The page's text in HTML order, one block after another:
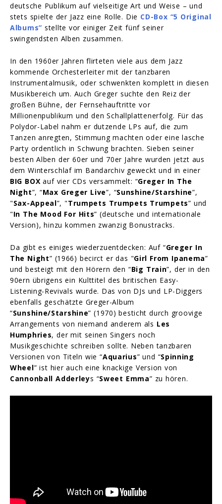
deutsche Publikum auf vielseitige Art und Weise – und
stets spielte der Jazz eine Rolle. Die CD-Box “5 Original
Albums” stellte vor einiger Zeit fünf seiner
swingendsten Alben zusammen.
In den 1960er Jahren flirteten viele aus dem Jazz
kommende Orchesterleiter mit der tanzbaren
Instrumentalmusik, oder schwenkten komplett in diesen
Musikbereich um. Auch Greger suchte den Reiz der
großen Bühne, der Fernsehauftritte vor
Millionenpublikum und den Schallplattenerfolg. Für das
Polydor-Label nahm er dutzende LPs auf, die zum
Tanzen anregten, Stimmung machten oder eine lasche
Party ordentlich in Schwung brachten. Sieben seiner
besten Alben der 60er und 70er Jahre wurden jetzt aus
dem Winterschlaf im Bandarchiv geweckt und in einer
BIG BOX auf vier CDs versammelt: “Greger In The
Night”, “Max Greger Live”, “Sunshine/Starshine”,
"Sax-Appeal”, "Trumpets Trumpets Trumpets” und
"In The Mood For Hits” (deutsche und internationale
Version), hinzu kommen zwanzig Bonustracks.
Da gibt es einiges wiederzuentdecken: Auf “Greger In
The Night” (1966) becirct er das "Girl From Ipanema”
und besteigt mit den Hörern den “Big Train”, der in den
90ern übrigens ein Kulttitel des britischen Easy-
Listening-Revivals wurde. Das von DJs und LP-Diggers
ebenfalls geschätzte Greger-Album
“Sunshine/Starshine” (1970) besticht durch groovige
Arrangements von niemand anderem als Les
Humphries, der mit seinen Singers noch
Musikgeschichte schreiben sollte. Neben tanzbaren
Versionen von Titeln wie “Aquarius” und “Spinning
Wheel” ist hier auch eine knackige Version von
Cannonball Adderleys “Sweet Emma” zu hören.